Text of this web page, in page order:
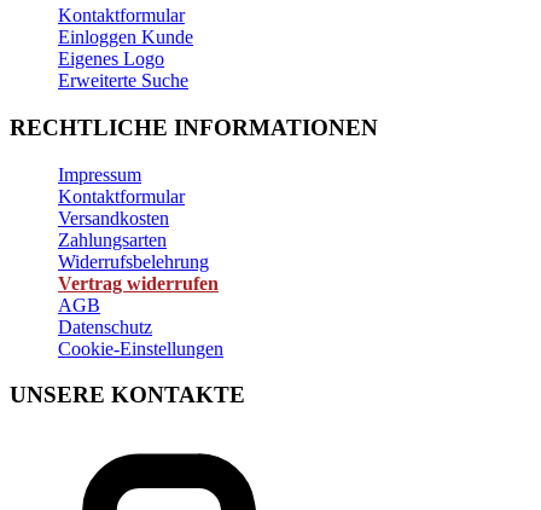
Kontaktformular
Einloggen Kunde
Eigenes Logo
Erweiterte Suche
RECHTLICHE INFORMATIONEN
Impressum
Kontaktformular
Versandkosten
Zahlungsarten
Widerrufsbelehrung
Vertrag widerrufen
AGB
Datenschutz
Cookie-Einstellungen
UNSERE KONTAKTE